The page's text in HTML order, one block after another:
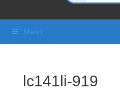
Menu
lc141li-919